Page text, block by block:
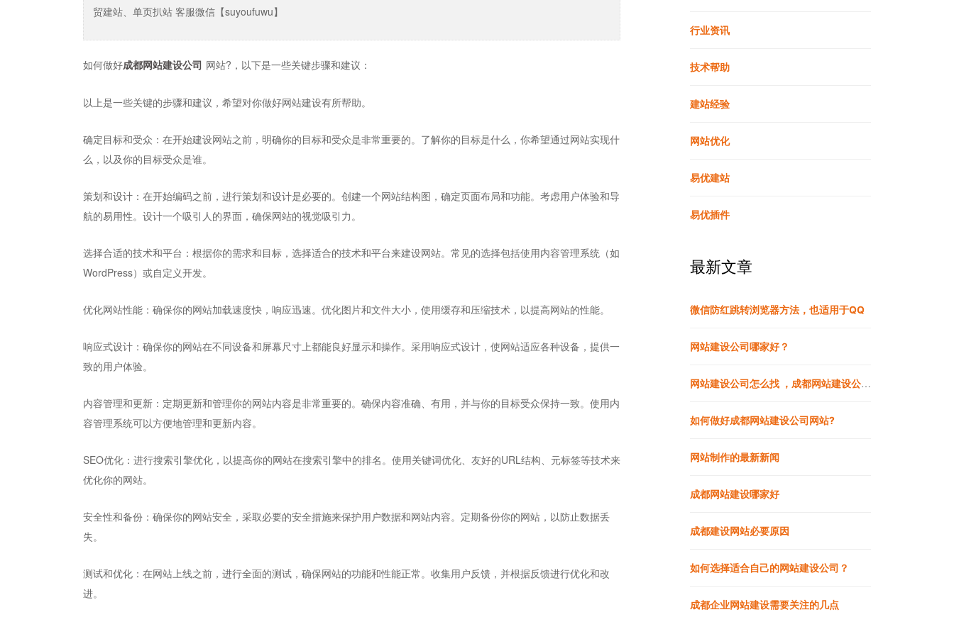
贸建站、单页扒站 客服微信【suyoufuwu】
如何做好成都网站建设公司 网站?，以下是一些关键步骤和建议：
以上是一些关键的步骤和建议，希望对你做好网站建设有所帮助。
确定目标和受众：在开始建设网站之前，明确你的目标和受众是非常重要的。了解你的目标是什么，你希望通过网站实现什
么，以及你的目标受众是谁。
策划和设计：在开始编码之前，进行策划和设计是必要的。创建一个网站结构图，确定页面布局和功能。考虑用户体验和导
航的易用性。设计一个吸引人的界面，确保网站的视觉吸引力。
选择合适的技术和平台：根据你的需求和目标，选择适合的技术和平台来建设网站。常见的选择包括使用内容管理系统（如
WordPress）或自定义开发。
优化网站性能：确保你的网站加载速度快，响应迅速。优化图片和文件大小，使用缓存和压缩技术，以提高网站的性能。
响应式设计：确保你的网站在不同设备和屏幕尺寸上都能良好显示和操作。采用响应式设计，使网站适应各种设备，提供一
致的用户体验。
内容管理和更新：定期更新和管理你的网站内容是非常重要的。确保内容准确、有用，并与你的目标受众保持一致。使用内
容管理系统可以方便地管理和更新内容。
SEO优化：进行搜索引擎优化，以提高你的网站在搜索引擎中的排名。使用关键词优化、友好的URL结构、元标签等技术来
优化你的网站。
安全性和备份：确保你的网站安全，采取必要的安全措施来保护用户数据和网站内容。定期备份你的网站，以防止数据丢
失。
测试和优化：在网站上线之前，进行全面的测试，确保网站的功能和性能正常。收集用户反馈，并根据反馈进行优化和改
进。
行业资讯
技术帮助
建站经验
网站优化
易优建站
易优插件
最新文章
微信防红跳转浏览器方法，也适用于QQ
网站建设公司哪家好？
网站建设公司怎么找 ，成都网站建设公司做网站靠谱吗
如何做好成都网站建设公司网站?
网站制作的最新新闻
成都网站建设哪家好
成都建设网站必要原因
如何选择适合自己的网站建设公司？
成都企业网站建设需要关注的几点